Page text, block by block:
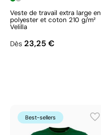
Veste de travail extra large en
polyester et coton 210 g/m²
Velilla
Dès 23,25 €
Best-sellers